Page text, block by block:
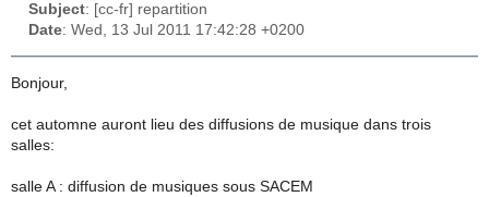
Subject: [cc-fr] repartition
Date: Wed, 13 Jul 2011 17:42:28 +0200
Bonjour,
cet automne auront lieu des diffusions de musique dans trois
salles:
salle A : diffusion de musiques sous SACEM